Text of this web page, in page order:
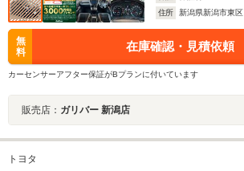
住所
新潟県新潟市東区
無
料
在庫確認・見積依頼
カーセンサーアフター保証がBプランに付いています
販売店： ガリバー 新潟店
トヨタ